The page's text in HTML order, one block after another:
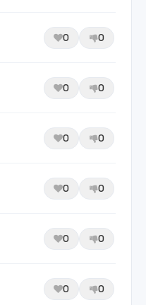
0 0
0 0
0 0
0 0
0 0
0 0